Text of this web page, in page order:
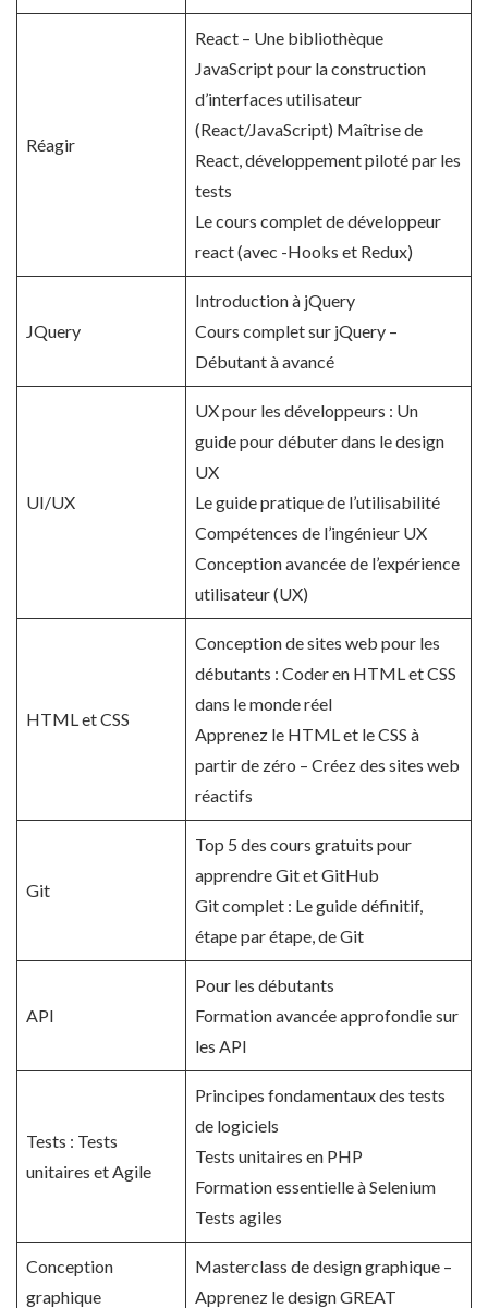
Réagir
React – Une bibliothèque
JavaScript pour la construction
d’interfaces utilisateur
(React/JavaScript) Maîtrise de
React, développement piloté par les
tests
Le cours complet de développeur
react (avec -Hooks et Redux)
JQuery
Introduction à jQuery
Cours complet sur jQuery –
Débutant à avancé
UI/UX
UX pour les développeurs : Un
guide pour débuter dans le design
UX
Le guide pratique de l’utilisabilité
Compétences de l’ingénieur UX
Conception avancée de l’expérience
utilisateur (UX)
HTML et CSS
Conception de sites web pour les
débutants : Coder en HTML et CSS
dans le monde réel
Apprenez le HTML et le CSS à
partir de zéro – Créez des sites web
réactifs
Git
Top 5 des cours gratuits pour
apprendre Git et GitHub
Git complet : Le guide définitif,
étape par étape, de Git
API
Pour les débutants
Formation avancée approfondie sur
les API
Tests : Tests
unitaires et Agile
Principes fondamentaux des tests
de logiciels
Tests unitaires en PHP
Formation essentielle à Selenium
Tests agiles
Conception
graphique
Masterclass de design graphique –
Apprenez le design GREAT